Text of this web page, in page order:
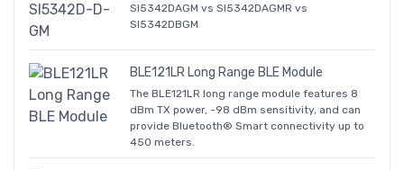
SI5342DAGM vs SI5342DAGMR vs
SI5342DBGM
BLE121LR Long Range BLE Module
The BLE121LR long range module features 8
dBm TX power, -98 dBm sensitivity, and can
provide Bluetooth® Smart connectivity up to
450 meters.